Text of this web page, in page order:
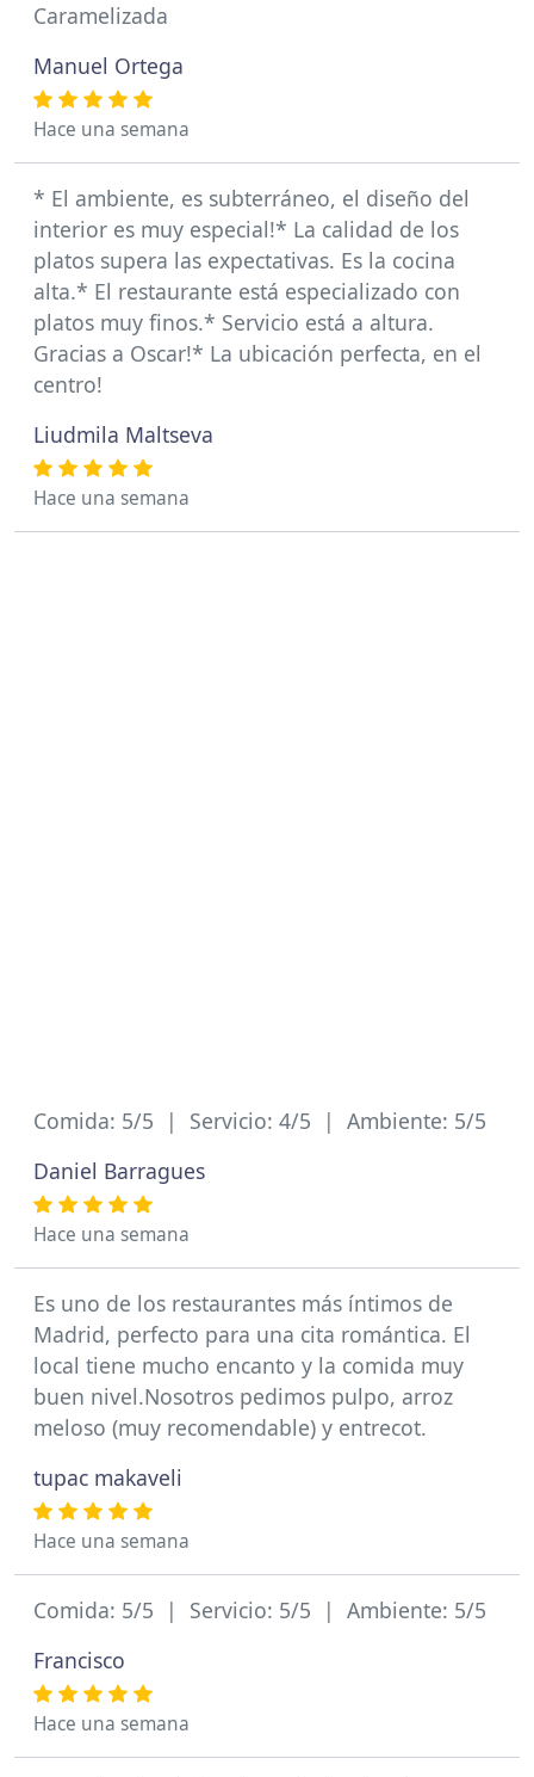
Caramelizada
Manuel Ortega
Hace una semana
* El ambiente, es subterráneo, el diseño del
interior es muy especial!* La calidad de los
platos supera las expectativas. Es la cocina
alta.* El restaurante está especializado con
platos muy finos.* Servicio está a altura.
Gracias a Oscar!* La ubicación perfecta, en el
centro!
Liudmila Maltseva
Hace una semana
Comida: 5/5 | Servicio: 4/5 | Ambiente: 5/5
Daniel Barragues
Hace una semana
Es uno de los restaurantes más íntimos de
Madrid, perfecto para una cita romántica. El
local tiene mucho encanto y la comida muy
buen nivel.Nosotros pedimos pulpo, arroz
meloso (muy recomendable) y entrecot.
tupac makaveli
Hace una semana
Comida: 5/5 | Servicio: 5/5 | Ambiente: 5/5
Francisco
Hace una semana